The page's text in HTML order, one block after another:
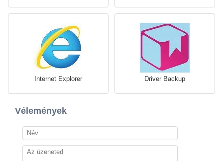
Internet Explorer Driver Backup
Vélemények